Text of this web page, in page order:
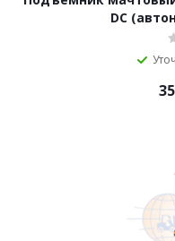
DC